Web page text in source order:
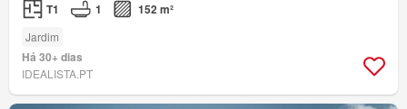
T1 1 152 m²
Jardim
Há 30+ dias
IDEALISTA.PT